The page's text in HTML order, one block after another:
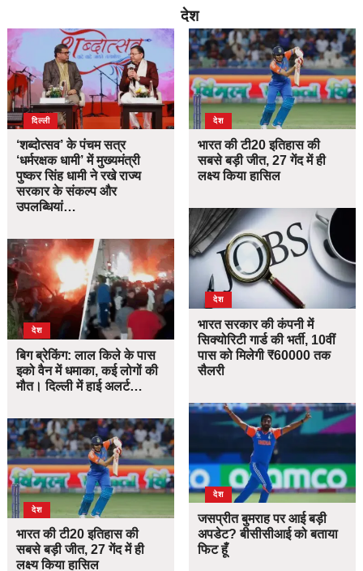
देश
दिल्ली
‘शब्दोत्सव’ के पंचम सत्र
‘धर्मरक्षक धामी’ में मुख्यमंत्री
पुष्कर सिंह धामी ने रखे राज्य
सरकार के संकल्प और
उपलब्धियां…
देश
बिग ब्रेकिंग: लाल किले के पास
इको वैन में धमाका, कई लोगों की
मौत। दिल्ली में हाई अलर्ट…
देश
भारत की टी20 इतिहास की
सबसे बड़ी जीत, 27 गेंद में ही
लक्ष्य किया हासिल
देश
भारत की टी20 इतिहास की
सबसे बड़ी जीत, 27 गेंद में ही
लक्ष्य किया हासिल
देश
भारत सरकार की कंपनी में
सिक्योरिटी गार्ड की भर्ती, 10वीं
पास को मिलेगी ₹60000 तक
सैलरी
देश
जसप्रीत बुमराह पर आई बड़ी
अपडेट? बीसीसीआई को बताया
फिट हूँ